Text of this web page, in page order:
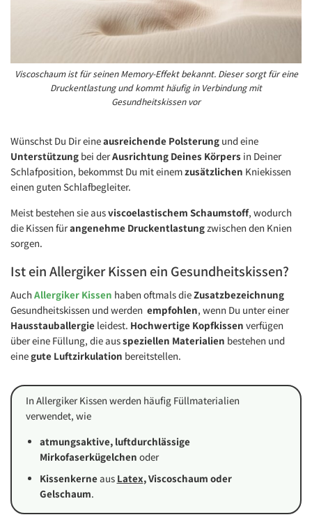
Viscoschaum ist für seinen Memory-Effekt bekannt. Dieser sorgt für eine
Druckentlastung und kommt häufig in Verbindung mit
Gesundheitskissen vor
Wünschst Du Dir eineausreichende Polsterung und eine
Unterstützung bei derAusrichtung Deines Körpers in Deiner
Schlafposition, bekommst Du mit einemzusätzlichen Kniekissen
einen guten Schlafbegleiter.
Meist bestehen sie ausviscoelastischem Schaumstoff, wodurch
die Kissen fürangenehme Druckentlastung zwischen den Knien
sorgen.
Ist ein Allergiker Kissen ein Gesundheitskissen?
Auch Allergiker Kissen haben oftmals dieZusatzbezeichnung
Gesundheitskissen und werden empfohlen, wenn Du unter einer
Hausstauballergie leidest. Hochwertige Kopfkissen verfügen
über eine Füllung, die ausspeziellen Materialien bestehen und
einegute Luftzirkulation bereitstellen.
In Allergiker Kissen werden häufig Füllmaterialien
verwendet, wie
atmungsaktive, luftdurchlässige
Mirkofaserkügelchen oder
Kissenkerneaus Latex, Viscoschaum oder
Gelschaum.